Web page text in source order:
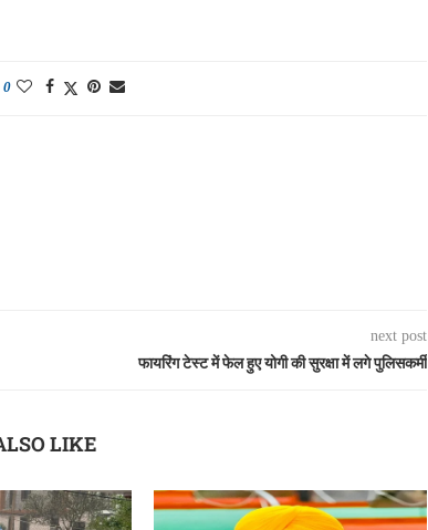
0
next post
फायरिंग टेस्ट में फेल हुए योगी की सुरक्षा में लगे पुलिसकर्मी
LIKE